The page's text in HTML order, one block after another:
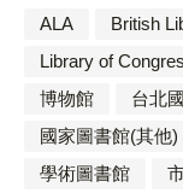
ALA British
Library of
博物館
台北
國家圖書館(其他)
學術圖書館